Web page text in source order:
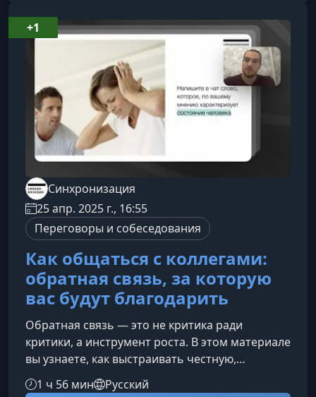
легко поддерживать small-talk в деловой среде.
Какие стратегии помогут уверенно вести
переговоры. Как учитывать настроение
Синхронизация
25 апр. 2025 г., 16:55
Переговоры и собеседования
Как общаться с коллегами:
обратная связь, за которую
вас будут благодарить
Обратная связь — это не критика ради
критики, а инструмент роста. В этом материале
вы узнаете, как выстраивать честную,
поддерживающую и конструктивную
коммуникацию, чтобы ваши комментарии
1 ч 56 мин Русский
+1